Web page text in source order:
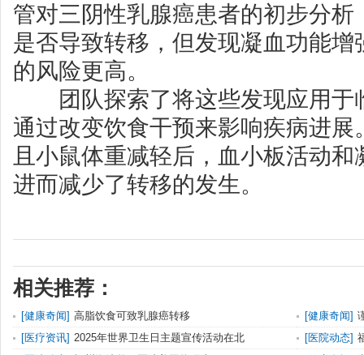
管对三阴性乳腺癌患者的初步分
是否导致转移，但发现凝血功能
的风险更高。
团队探索了将这些发现应用于
通过改变饮食干预来影响疾病进
且小鼠体重减轻后，血小板活动
进而减少了转移的发生。
相关推荐：
[健康奇闻] 高脂饮食可致乳腺癌转移 [健康奇闻]
[医疗资讯] 2025年世界卫生日主题宣传活动在北 [医院动态]